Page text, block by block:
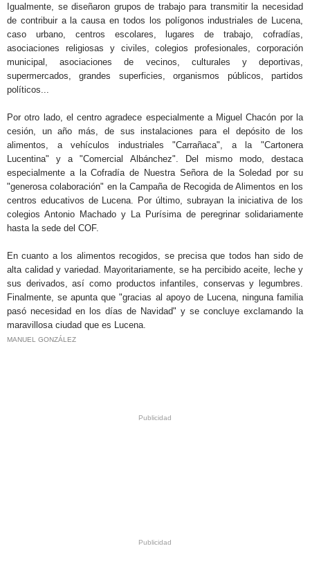
Igualmente, se diseñaron grupos de trabajo para transmitir la necesidad
de contribuir a la causa en todos los polígonos industriales de Lucena,
caso urbano, centros escolares, lugares de trabajo, cofradías,
asociaciones religiosas y civiles, colegios profesionales, corporación
municipal, asociaciones de vecinos, culturales y deportivas,
supermercados, grandes superficies, organismos públicos, partidos
políticos...
Por otro lado, el centro agradece especialmente a Miguel Chacón por la
cesión, un año más, de sus instalaciones para el depósito de los
alimentos, a vehículos industriales "Carrañaca", a la "Cartonera
Lucentina" y a "Comercial Albánchez". Del mismo modo, destaca
especialmente a la Cofradía de Nuestra Señora de la Soledad por su
"generosa colaboración" en la Campaña de Recogida de Alimentos en los
centros educativos de Lucena. Por último, subrayan la iniciativa de los
colegios Antonio Machado y La Purísima de peregrinar solidariamente
hasta la sede del COF.
En cuanto a los alimentos recogidos, se precisa que todos han sido de
alta calidad y variedad. Mayoritariamente, se ha percibido aceite, leche y
sus derivados, así como productos infantiles, conservas y legumbres.
Finalmente, se apunta que "gracias al apoyo de Lucena, ninguna familia
pasó necesidad en los días de Navidad" y se concluye exclamando la
maravillosa ciudad que es Lucena.
MANUEL GONZÁLEZ